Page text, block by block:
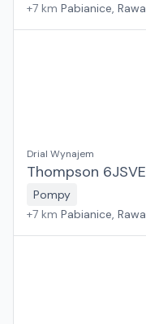
+7 km Pabianice,
Drial Wynajem
Thompson
Pompy
+7 km Pabianice,